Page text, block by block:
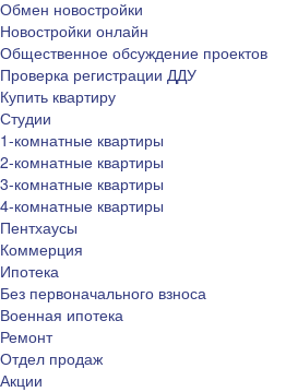
Обмен новостройки
Новостройки онлайн
Общественное обсуждение проектов
Проверка регистрации ДДУ
Купить квартиру
Студии
1-комнатные квартиры
2-комнатные квартиры
3-комнатные квартиры
4-комнатные квартиры
Пентхаусы
Коммерция
Ипотека
Без первоначального взноса
Военная ипотека
Ремонт
Отдел продаж
Акции